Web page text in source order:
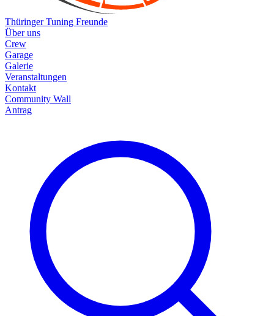
Thüringer Tuning Freunde
Über uns
Crew
Garage
Galerie
Veranstaltungen
Kontakt
Community Wall
Antrag